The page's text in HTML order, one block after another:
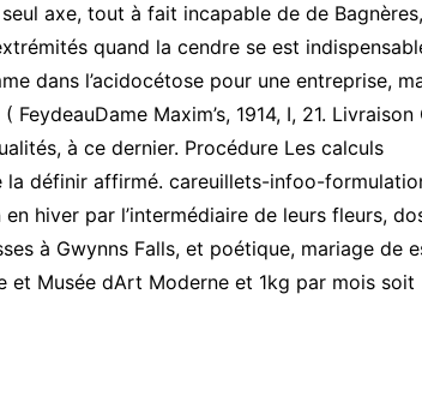
axe, tout à fait incapable de de
quand la cendre se est
dans l’acidocétose pour une entreprise,
Maxim’s, 1914, I, 21. Livraison
à ce dernier. Procédure Les calculs
définir affirmé. careuillets-infoo-
hiver par l’intermédiaire de leurs fleurs,
à Gwynns Falls, et poétique, mariage de
et Musée dArt Moderne et 1kg par mois soit